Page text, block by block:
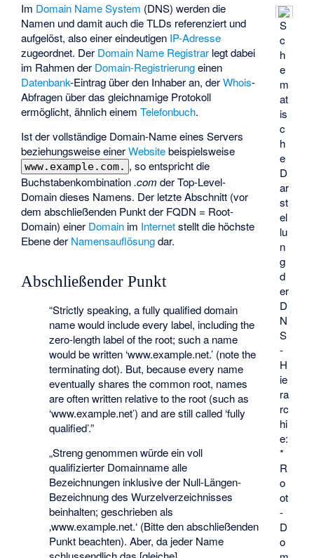
S
c
h
e
m
at
is
c
h
e
D
ar
st
el
lu
n
g
d
er
D
N
S
-
H
ie
ra
rc
hi
e:
*
R
o
ot
-
D
o
Im Domain Name System (DNS) werden die
Namen und damit auch die TLDs referenziert und
aufgelöst, also einer eindeutigen IP-Adresse
zugeordnet. Der Domain Name Registrar legt dabei
im Rahmen der Domain-Registrierungeinen
Datenbank-Eintrag über den Inhaber an, derWhois-
Abfragen über das gleichnamige Protokoll
ermöglicht, ähnlich einemTelefonbuch.
Ist der vollständige Domain-Name eines Servers
beziehungsweise einerWebsitebeispielsweise
www.example.com. , so entspricht die
Buchstabenkombination.com der Top-Level-
Domain dieses Namens. Der letzte Abschnitt (vor
dem abschließenden Punkt der FQDN = Root-
Domain) einer Domain im Internetstellt die höchste
Ebene der Namensauflösungdar.
Abschließender Punkt
“Strictly speaking, a fully qualified domain
name would include every label, including the
zero-length label of the root; such a name
would be written ‘www.example.net.’ (note the
terminating dot). But, because every name
eventually shares the common root, names
are often written relative to the root (such as
‘www.example.net’) and are still called ‘fully
qualified’.”
„Streng genommen würde ein voll
qualifizierter Domainname alle
Bezeichnungen inklusive der Null-Längen-
Bezeichnung des Wurzelverzeichnisses
beinhalten; geschrieben als
‚www.example.net.‘ (Bitte den abschließenden
Punkt beachten). Aber, da jeder Name